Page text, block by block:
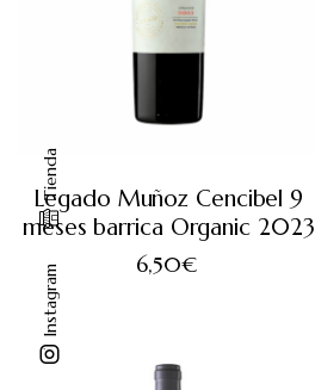
Legado Muñoz Cencibel 9
meses barrica Organic 2023
6,50€
Instagram
Tienda